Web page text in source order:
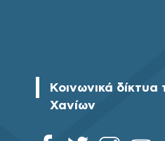
Κοινωνικά
Χανίων